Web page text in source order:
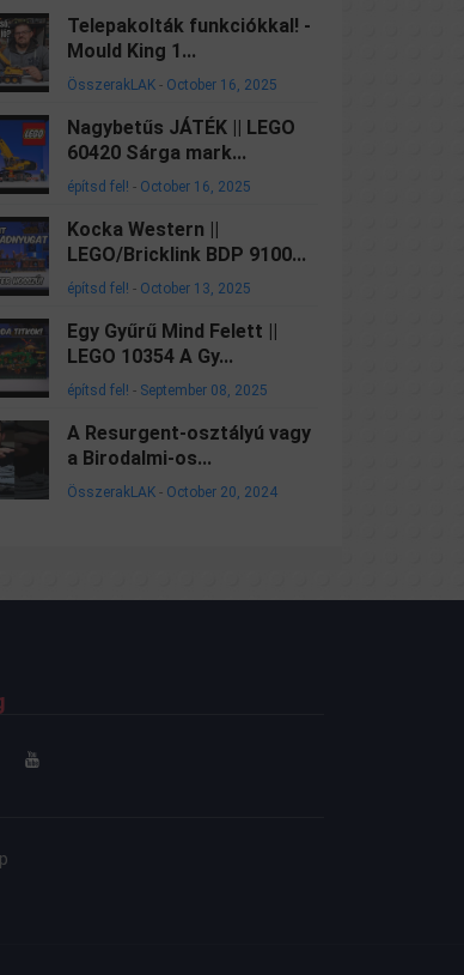
Telepakolták funkciókkal! -
Mould King 1...
ÖsszerakLAK - October 16, 2025
Nagybetűs JÁTÉK || LEGO
60420 Sárga mark...
építsd fel! - October 16, 2025
Kocka Western ||
LEGO/Bricklink BDP 9100...
építsd fel! - October 13, 2025
Egy Gyűrű Mind Felett ||
LEGO 10354 A Gy...
építsd fel! - September 08, 2025
A Resurgent-osztályú vagy
a Birodalmi-os...
ÖsszerakLAK - October 20, 2024